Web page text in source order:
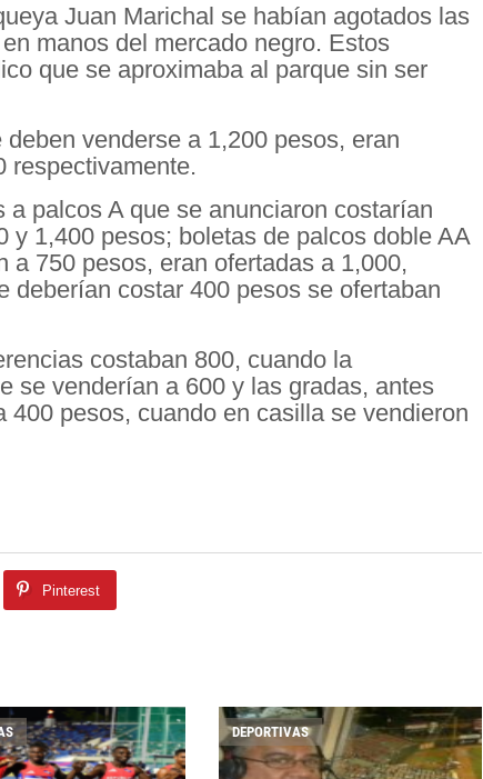
Juan Marichal se habían agotados las
manos del mercado negro. Estos
que se aproximaba al parque sin ser
venderse a 1,200 pesos, eran
respectivamente.
palcos A que se anunciaron costarían
y 1,400 pesos; boletas de palcos doble AA
750 pesos, eran ofertadas a 1,000,
deberían costar 400 pesos se ofertaban
costaban 800, cuando la
se venderían a 600 y las gradas, antes
pesos, cuando en casilla se vendieron
Pinterest
DEPORTIVAS